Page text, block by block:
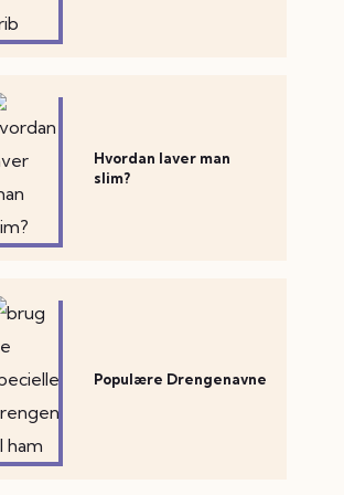
Hvordan laver man
slim?
Populære Drengenavne